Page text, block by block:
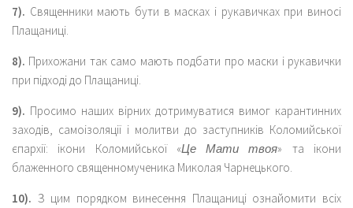
7). Священники мають бути в масках і рукавичках при виносі
Плащаниці.
8). Прихожани так само мають подбати про маски і рукавички
при підході до Плащаниці.
9). Просимо наших вірних дотримуватися вимог карантинних
заходів, самоізоляції і молитви до заступників Коломийської
єпархії: ікони Коломийської «Це Мати твоя» та ікони
блаженного священномученика Миколая Чарнецького.
10). З цим порядком винесення Плащаниці ознайомити всіх